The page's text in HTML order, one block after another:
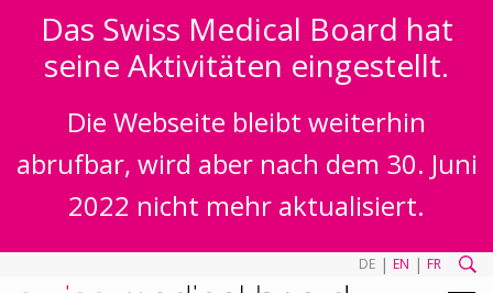
Das Swiss Medical Board hat
seine Aktivitäten eingestellt.
Die Webseite bleibt weiterhin
abrufbar, wird aber nach dem 30. Juni
2022 nicht mehr aktualisiert.
DE | EN | FR